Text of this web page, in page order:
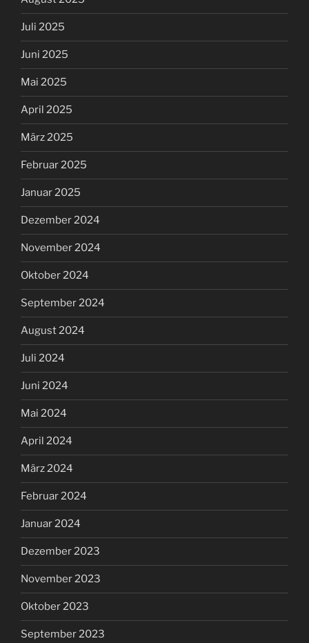
Juli 2025
Juni 2025
Mai 2025
April 2025
März 2025
Februar 2025
Januar 2025
Dezember 2024
November 2024
Oktober 2024
September 2024
August 2024
Juli 2024
Juni 2024
Mai 2024
April 2024
März 2024
Februar 2024
Januar 2024
Dezember 2023
November 2023
Oktober 2023
September 2023